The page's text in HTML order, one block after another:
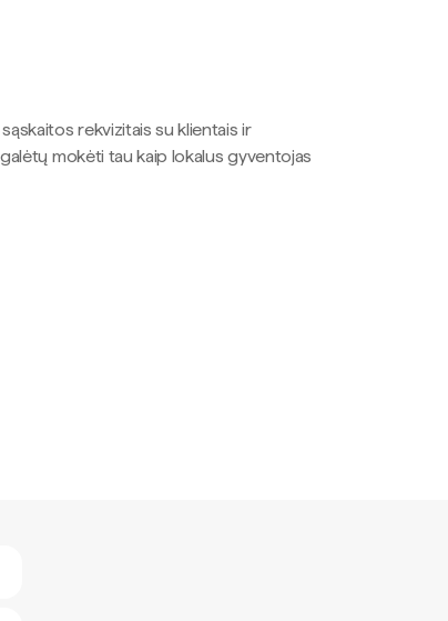
sąskaitos rekvizitais su klientais ir
mokėti tau kaip lokalus gyventojas